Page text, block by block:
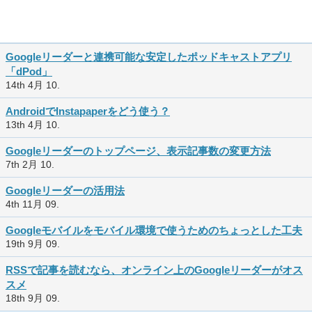
Googleリーダーと連携可能な安定したポッドキャストアプリ
「dPod」
14th 4月 10.
AndroidでInstapaperをどう使う？
13th 4月 10.
Googleリーダーのトップページ、表示記事数の変更方法
7th 2月 10.
Googleリーダーの活用法
4th 11月 09.
Googleモバイルをモバイル環境で使うためのちょっとした工夫
19th 9月 09.
RSSで記事を読むなら、オンライン上のGoogleリーダーがオス
スメ
18th 9月 09.